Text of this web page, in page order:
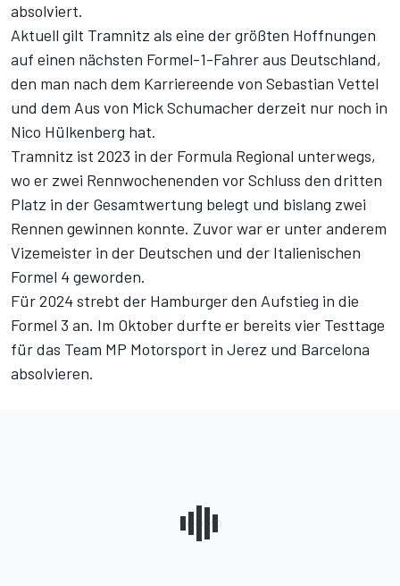
absolviert.
Aktuell gilt Tramnitz als eine der größten Hoffnungen
auf einen nächsten Formel-1-Fahrer aus Deutschland,
den man nach dem Karriereende von Sebastian Vettel
und dem Aus von Mick Schumacher derzeit nur noch in
Nico Hülkenberg hat.
Tramnitz ist 2023 in der Formula Regional unterwegs,
wo er zwei Rennwochenenden vor Schluss den dritten
Platz in der Gesamtwertung belegt und bislang zwei
Rennen gewinnen konnte. Zuvor war er unter anderem
Vizemeister in der Deutschen und der Italienischen
Formel 4 geworden.
Für 2024 strebt der Hamburger den Aufstieg in die
Formel 3 an. Im Oktober durfte er bereits vier Testtage
für das Team MP Motorsport in Jerez und Barcelona
absolvieren.